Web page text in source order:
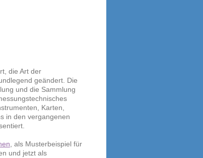
die Art der
geändert. Die
und die Sammlung
Karten,
in den vergangenen
, als Musterbeispiel für
und jetzt als